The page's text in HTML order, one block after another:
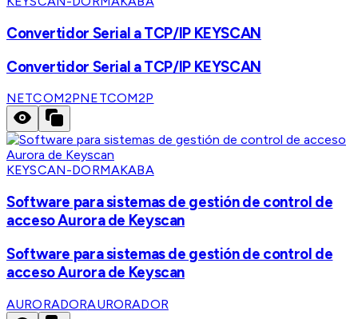
Convertidor Serial a TCP/IP KEYSCAN
Convertidor Serial a TCP/IP KEYSCAN
NETCOM2PNETCOM2P
KEYSCAN-DORMAKABA
Software para sistemas de gestión de control de
acceso Aurora de Keyscan
Software para sistemas de gestión de control de
acceso Aurora de Keyscan
AURORADORAURORADOR